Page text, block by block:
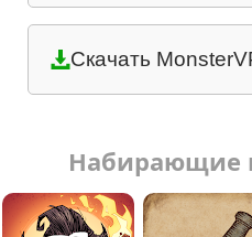
Скачать
Набирающие